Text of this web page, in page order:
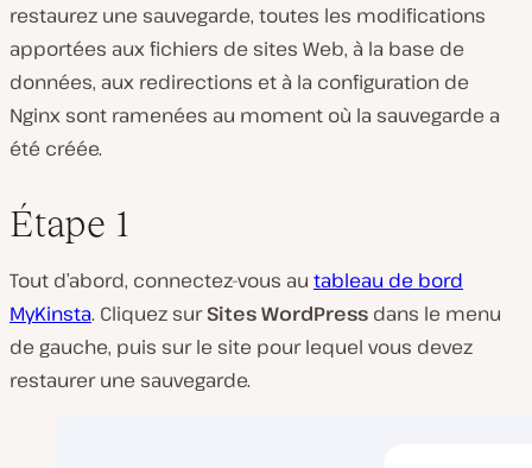
restaurez une sauvegarde, toutes les modifications
apportées aux fichiers de sites Web, à la base de
données, aux redirections et à la configuration de
Nginx sont ramenées au moment où la sauvegarde a
été créée.
Étape 1
Tout d’abord, connectez-vous au tableau de bord
MyKinsta. Cliquez surSites WordPress dans le menu
de gauche, puis sur le site pour lequel vous devez
restaurer une sauvegarde.